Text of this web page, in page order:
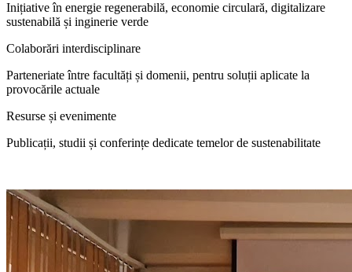
Inițiative în energie regenerabilă, economie circulară, digitalizare
sustenabilă și inginerie verde
Colaborări interdisciplinare
Parteneriate între facultăți și domenii, pentru soluții aplicate la
provocările actuale
Resurse și evenimente
Publicații, studii și conferințe dedicate temelor de sustenabilitate